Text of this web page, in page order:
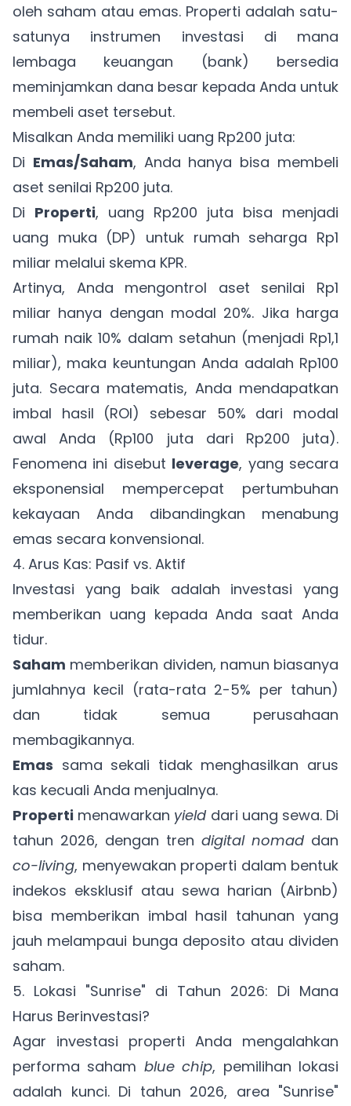
oleh saham atau emas. Properti adalah satu-
satunya instrumen investasi di mana
lembaga keuangan (bank) bersedia
meminjamkan dana besar kepada Anda untuk
membeli aset tersebut.
Misalkan Anda memiliki uang Rp200 juta:
Di Emas/Saham, Anda hanya bisa membeli
aset senilai Rp200 juta.
Di Properti, uang Rp200 juta bisa menjadi
uang muka (DP) untuk rumah seharga Rp1
miliar melalui skema KPR.
Artinya, Anda mengontrol aset senilai Rp1
miliar hanya dengan modal 20%. Jika harga
rumah naik 10% dalam setahun (menjadi Rp1,1
miliar), maka keuntungan Anda adalah Rp100
juta. Secara matematis, Anda mendapatkan
imbal hasil (ROI) sebesar 50% dari modal
awal Anda (Rp100 juta dari Rp200 juta).
Fenomena ini disebut leverage, yang secara
eksponensial mempercepat pertumbuhan
kekayaan Anda dibandingkan menabung
emas secara konvensional.
4. Arus Kas: Pasif vs. Aktif
Investasi yang baik adalah investasi yang
memberikan uang kepada Anda saat Anda
tidur.
Saham memberikan dividen, namun biasanya
jumlahnya kecil (rata-rata 2-5% per tahun)
dan tidak semua perusahaan
membagikannya.
Emas sama sekali tidak menghasilkan arus
kas kecuali Anda menjualnya.
Properti menawarkan yielddari uang sewa. Di
tahun 2026, dengan tren digital nomaddan
co-living, menyewakan properti dalam bentuk
indekos eksklusif atau sewa harian (Airbnb)
bisa memberikan imbal hasil tahunan yang
jauh melampaui bunga deposito atau dividen
saham.
5. Lokasi "Sunrise" di Tahun 2026: Di Mana
Harus Berinvestasi?
Agar investasi properti Anda mengalahkan
performa saham blue chip, pemilihan lokasi
adalah kunci. Di tahun 2026, area "Sunrise"